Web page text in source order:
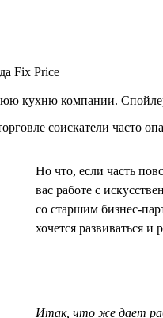
Fix Price
кухню компании.
соискатели часто
Но что, если часть
вас работе с
со старшим бизнес-
хочется развиваться и
Итак, что же дает